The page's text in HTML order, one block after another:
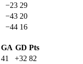
−23 29
−43 20
−44 16
GA GD Pts
41 +32 82